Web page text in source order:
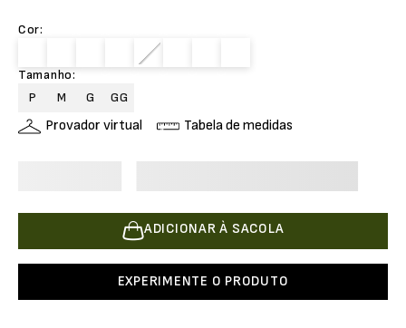
Cor:
Tamanho:
P
M G GG
Provador virtual Tabela de medidas
ADICIONAR À SACOLA
EXPERIMENTE O PRODUTO